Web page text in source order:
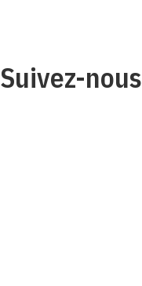
Suivez-nous